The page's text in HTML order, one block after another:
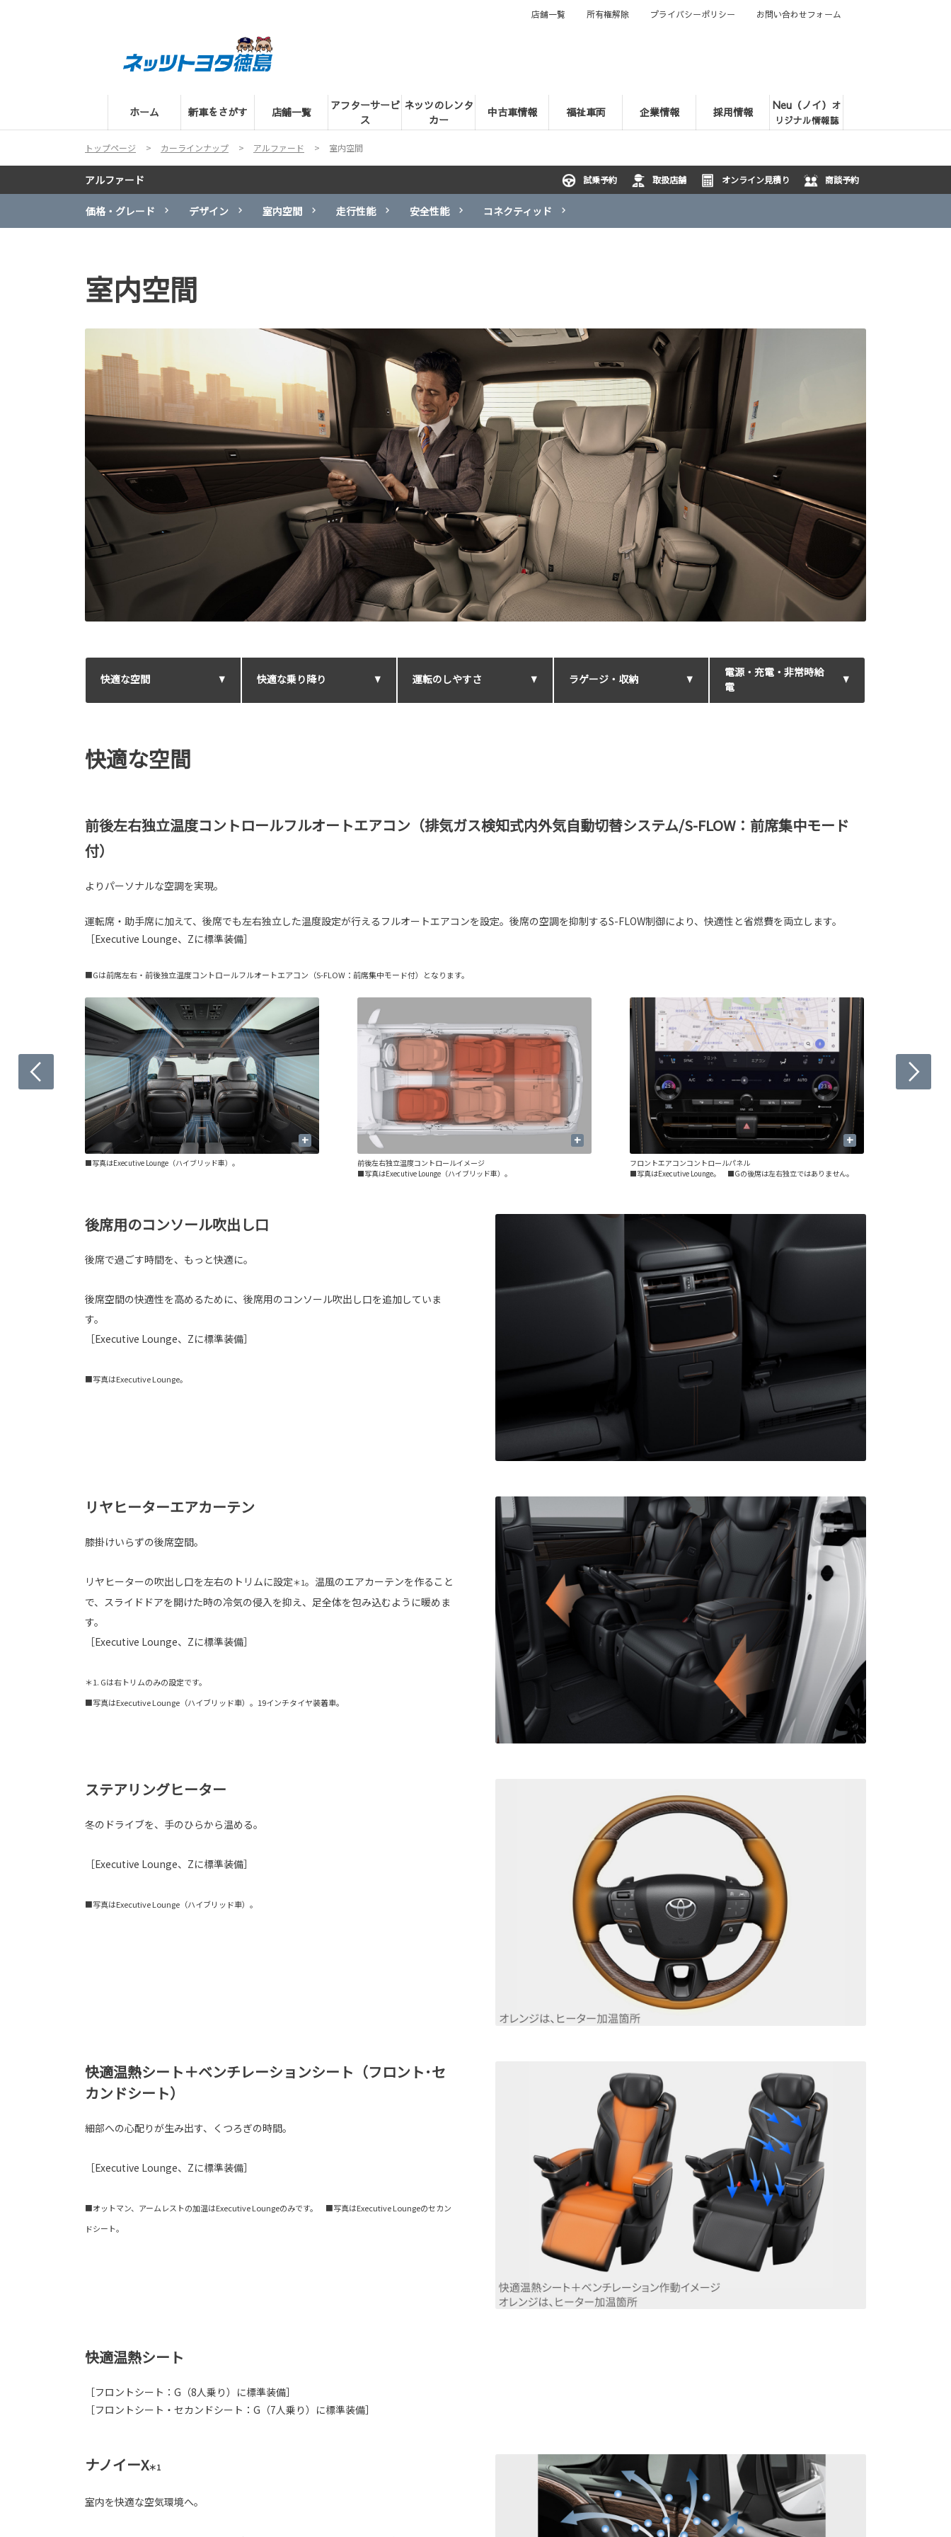
ホーム 新車をさがす 店舗一覧
アフターサービ
ス
ネッツのレンタ
カー
中古車情報 福祉車両 企業情報 採用情報 Neu（ノイ） オ
リジナル情報誌
店舗一覧 所有権解除 プライバシーポリシー お問い合わせフォーム
トップページ カーラインナップ アルファード 室内空間
アルファード 試乗予約 取扱店舗 オンライン見積り 商談予約
価格・グレード デザイン 室内空間 走行性能 安全性能 コネクティッド
室内空間
快適な空間 快適な乗り降り 運転のしやすさ ラゲージ・収納
電源・充電・非常時給
電
快適な空間
前後左右独立温度コントロールフルオートエアコン（排気ガス検知式内外気自動切替システム/S-FLOW：前席集中モード
付）
よりパーソナルな空調を実現。
運転席・助手席に加えて、後席でも左右独立した温度設定が行えるフルオートエアコンを設定。後席の空調を抑制するS-FLOW制御により、快適性と省燃費を両立します。
［Executive Lounge、Zに標準装備］
■Gは前席左右・前後独立温度コントロールフルオートエアコン（S-FLOW：前席集中モード付）となります。
+
■写真はExecutive Lounge（ハイブリッド車）。
+
前後左右独立温度コントロールイメージ
■写真はExecutive Lounge（ハイブリッド車）。
+
フロントエアコンコントロールパネル
■写真はExecutive Lounge。 ■Gの後席は左右独立ではありません。
後席用のコンソール吹出し口
後席で過ごす時間を、もっと快適に。
後席空間の快適性を高めるために、後席用のコンソール吹出し口を追加していま
す。
［Executive Lounge、Zに標準装備］
■写真はExecutive Lounge。
リヤヒーターエアカーテン
膝掛けいらずの後席空間。
リヤヒーターの吹出し口を左右のトリムに設定＊1。温風のエアカーテンを作ること
で、スライドドアを開けた時の冷気の侵入を抑え、足全体を包み込むように暖めま
す。
［Executive Lounge、Zに標準装備］
＊1. Gは右トリムのみの設定です。
■写真はExecutive Lounge（ハイブリッド車）。19インチタイヤ装着車。
ステアリングヒーター
冬のドライブを、手のひらから温める。
［Executive Lounge、Zに標準装備］
■写真はExecutive Lounge（ハイブリッド車）。
快適温熱シート＋ベンチレーションシート（フロント･セ
カンドシート）
細部への心配りが生み出す、くつろぎの時間。
［Executive Lounge、Zに標準装備］
■オットマン、アームレストの加温はExecutive Loungeのみです。 ■写真はExecutive Loungeのセカン
ドシート。
快適温熱シート
［フロントシート：G（8人乗り）に標準装備］
［フロントシート・セカンドシート：G（7人乗り）に標準装備］
ナノイーX＊1
室内を快適な空気環境へ。